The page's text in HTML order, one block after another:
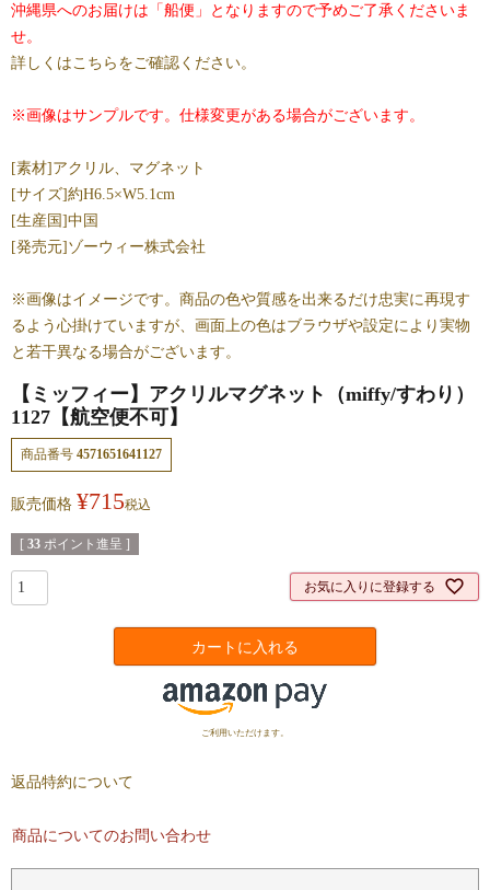
沖縄県へのお届けは「船便」となりますので予めご了承くださいま
せ。
詳しくはこちらをご確認ください。
※画像はサンプルです。仕様変更がある場合がございます。
[素材]アクリル、マグネット
[サイズ]約H6.5×W5.1cm
[生産国]中国
[発売元]ゾーウィー株式会社
※画像はイメージです。商品の色や質感を出来るだけ忠実に再現す
るよう心掛けていますが、画面上の色はブラウザや設定により実物
と若干異なる場合がございます。
【ミッフィー】アクリルマグネット（miffy/すわり）
1127【航空便不可】
商品番号 4571651641127
販売価格 ¥715税込
[ 33 ポイント進呈 ]
お気に入りに登録する
カートに入れる
ご利用いただけます。
返品特約について
商品についてのお問い合わせ